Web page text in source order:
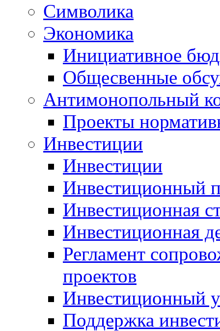
Символика
Экономика
Инициативное
Общесвенные
Антимонопольный
Проекты
Инвестиции
Инвестиции
Инвестиционный
Инвестиционная
Инвестиционная
Регламент
проектов
Инвестиционный
Поддержка